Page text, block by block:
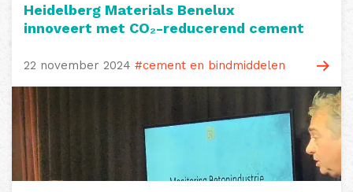
Heidelberg Materials Benelux
innoveert met CO₂-reducerend cement
22 november 2024 #cement en bindmiddelen